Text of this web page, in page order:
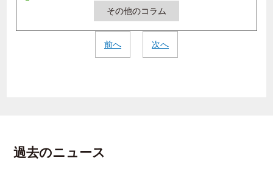
その他のコラム
前へ 次へ
過去のニュース